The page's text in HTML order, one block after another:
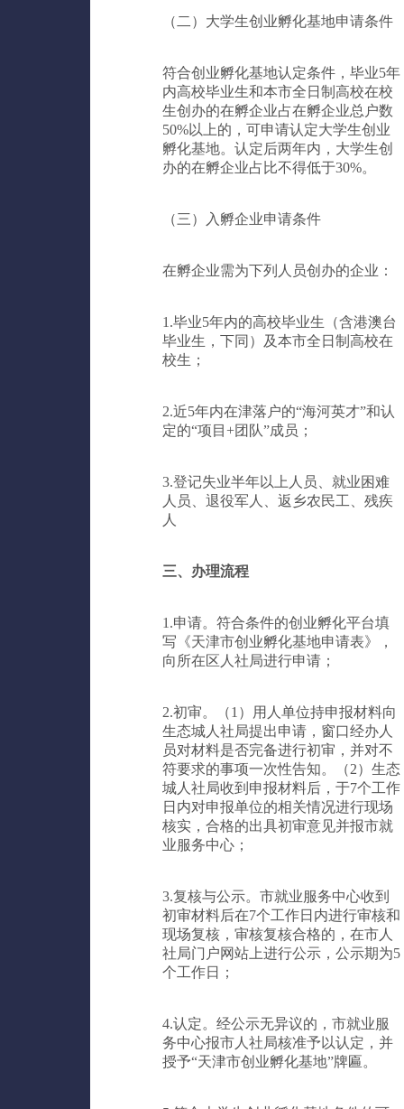
（二） 大学生创业孵化基地申请条件
符合创业孵化基地认定条件，毕业5年
内高校毕业生和本市全日制高校在校
生创办的在孵企业占在孵企业总户数
50%以上的，可申请认定大学生创业
孵化基地。认定后两年内，大学生创
办的在孵企业占比不得低于30%。
（三）入孵企业申请条件
在孵企业需为下列人员创办的企业：
1.毕业5年内的高校毕业生（含港澳台
毕业生，下同）及本市全日制高校在
校生；
2.近5年内在津落户的“海河英才”和认
定的“项目+团队”成员；
3.登记失业半年以上人员、就业困难
人员、退役军人、返乡农民工、残疾
人
三、办理流程
1.申请。符合条件的创业孵化平台填
写《天津市创业孵化基地申请表》，
向所在区人社局进行申请；
2.初审。（1）用人单位持申报材料向
生态城人社局提出申请，窗口经办人
员对材料是否完备进行初审，并对不
符要求的事项一次性告知。（2）生态
城人社局收到申报材料后，于7个工作
日内对申报单位的相关情况进行现场
核实，合格的出具初审意见并报市就
业服务中心；
3.复核与公示。市就业服务中心收到
初审材料后在7个工作日内进行审核和
现场复核，审核复核合格的，在市人
社局门户网站上进行公示，公示期为5
个工作日；
4.认定。经公示无异议的，市就业服
务中心报市人社局核准予以认定，并
授予“天津市创业孵化基地”牌匾。